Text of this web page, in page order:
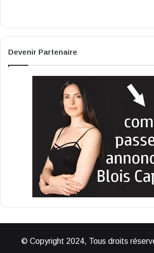
Devenir Partenaire
© Copyright 2024, Tous droits